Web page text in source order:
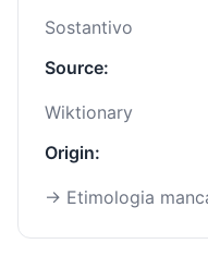
Sostantivo
Source:
Wiktionary
Origin:
→ Etimologia